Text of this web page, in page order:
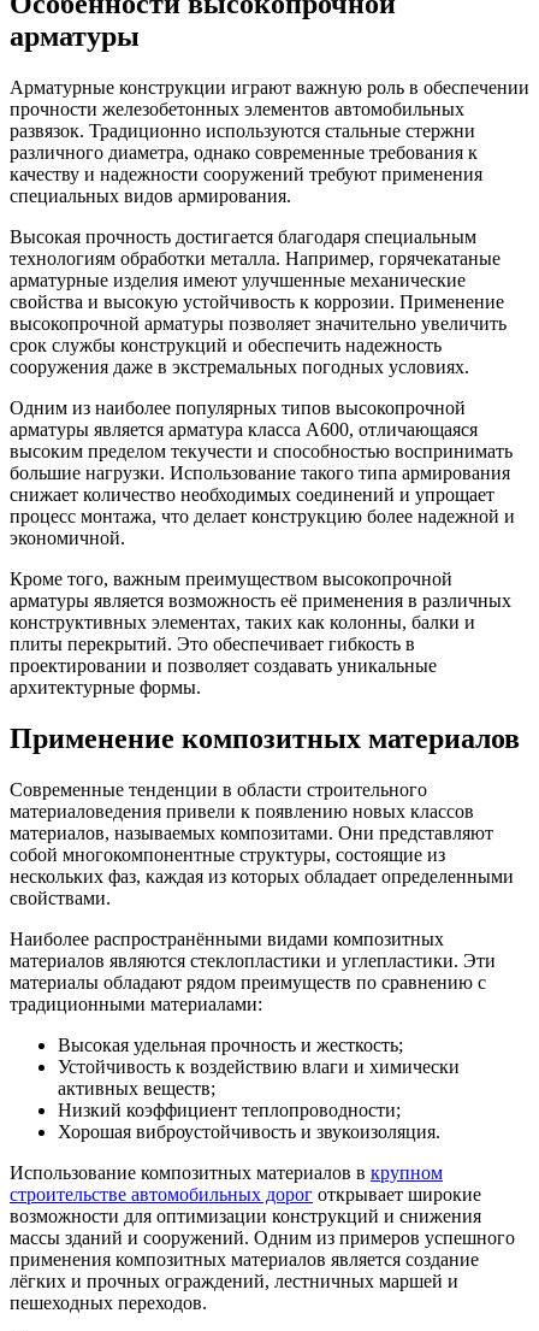
арматуры
Арматурные конструкции играют важную роль в обеспечении
прочности железобетонных элементов автомобильных
развязок. Традиционно используются стальные стержни
различного диаметра, однако современные требования к
качеству и надежности сооружений требуют применения
специальных видов армирования.
Высокая прочность достигается благодаря специальным
технологиям обработки металла. Например, горячекатаные
арматурные изделия имеют улучшенные механические
свойства и высокую устойчивость к коррозии. Применение
высокопрочной арматуры позволяет значительно увеличить
срок службы конструкций и обеспечить надежность
сооружения даже в экстремальных погодных условиях.
Одним из наиболее популярных типов высокопрочной
арматуры является арматура класса А600, отличающаяся
высоким пределом текучести и способностью воспринимать
большие нагрузки. Использование такого типа армирования
снижает количество необходимых соединений и упрощает
процесс монтажа, что делает конструкцию более надежной и
экономичной.
Кроме того, важным преимуществом высокопрочной
арматуры является возможность её применения в различных
конструктивных элементах, таких как колонны, балки и
плиты перекрытий. Это обеспечивает гибкость в
проектировании и позволяет создавать уникальные
архитектурные формы.
Применение композитных материалов
Современные тенденции в области строительного
материаловедения привели к появлению новых классов
материалов, называемых композитами. Они представляют
собой многокомпонентные структуры, состоящие из
нескольких фаз, каждая из которых обладает определенными
свойствами.
Наиболее распространёнными видами композитных
материалов являются стеклопластики и углепластики. Эти
материалы обладают рядом преимуществ по сравнению с
традиционными материалами:
Высокая удельная прочность и жесткость;
Устойчивость к воздействию влаги и химически
активных веществ;
Низкий коэффициент теплопроводности;
Хорошая виброустойчивость и звукоизоляция.
Использование композитных материалов в крупном
строительстве автомобильных дорог открывает широкие
возможности для оптимизации конструкций и снижения
массы зданий и сооружений. Одним из примеров успешного
применения композитных материалов является создание
лёгких и прочных ограждений, лестничных маршей и
пешеходных переходов.